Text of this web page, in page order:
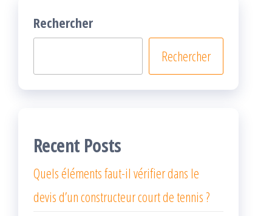
Rechercher
Rechercher
Recent Posts
Quels éléments faut-il vérifier dans le
devis d’un constructeur court de tennis ?